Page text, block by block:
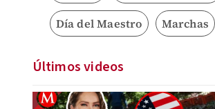
Día del Maestro Marchas
Últimos videos